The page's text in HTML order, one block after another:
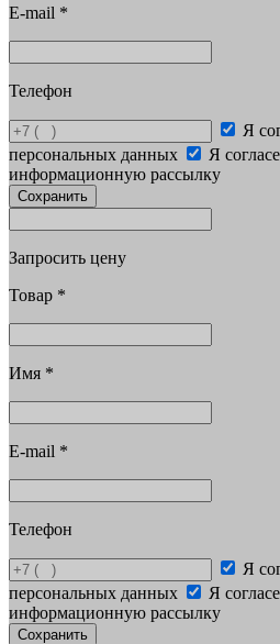
E-mail *
Телефон
Я
персональных данных
Я
информационную рассылку
Сохранить
Запросить цену
Товар *
Имя *
E-mail *
Телефон
Я
персональных данных
Я
информационную рассылку
Сохранить